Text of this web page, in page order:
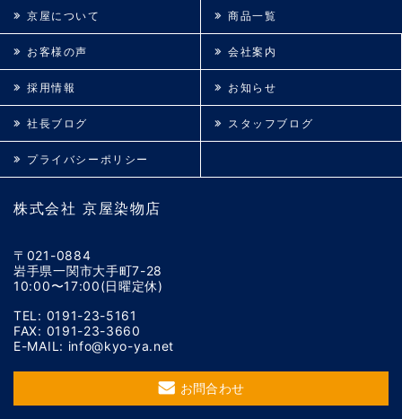
株式会社 京屋染物店
〒021-0884
岩手県一関市大手町7-28
10:00〜17:00(日曜定休)
TEL: 0191-23-5161
FAX: 0191-23-3660
E-MAIL: info@kyo-ya.net
お問合わせ
京屋について 商品一覧
お客様の声 会社案内
採用情報 お知らせ
社長ブログ スタッフブログ
プライバシーポリシー